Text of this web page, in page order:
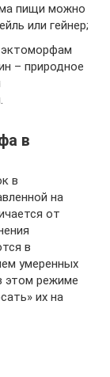
пищи можно
или гейнер;
эктоморфам
– природное
в
в
на
от
в
умеренных
этом режиме
их на